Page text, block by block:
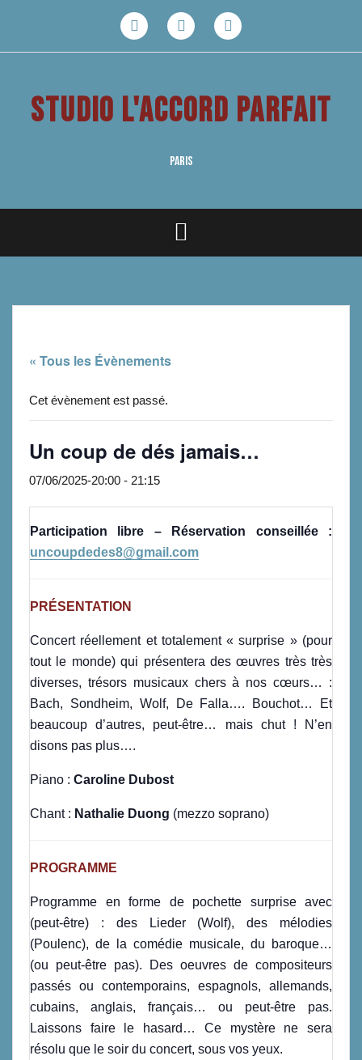
STUDIO L'ACCORD PARFAIT
PARIS
« Tous les Évènements
Cet évènement est passé.
Un coup de dés jamais…
07/06/2025-20:00 - 21:15
Participation libre – Réservation conseillée :
uncoupdedes8@gmail.com
PRÉSENTATION
Concert réellement et totalement « surprise » (pour
tout le monde) qui présentera des œuvres très très
diverses, trésors musicaux chers à nos cœurs… :
Bach, Sondheim, Wolf, De Falla…. Bouchot… Et
beaucoup d’autres, peut-être… mais chut ! N’en
disons pas plus….
Piano : Caroline Dubost
Chant : Nathalie Duong (mezzo soprano)
PROGRAMME
Programme en forme de pochette surprise avec
(peut-être) : des Lieder (Wolf), des mélodies
(Poulenc), de la comédie musicale, du baroque…
(ou peut-être pas). Des oeuvres de compositeurs
passés ou contemporains, espagnols, allemands,
cubains, anglais, français… ou peut-être pas.
Laissons faire le hasard… Ce mystère ne sera
résolu que le soir du concert, sous vos yeux.